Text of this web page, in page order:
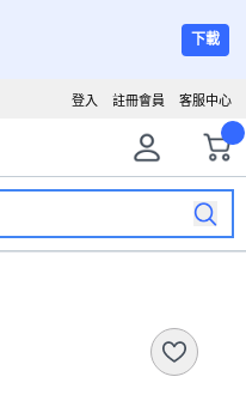
下載
客服中心
註冊會員
登入